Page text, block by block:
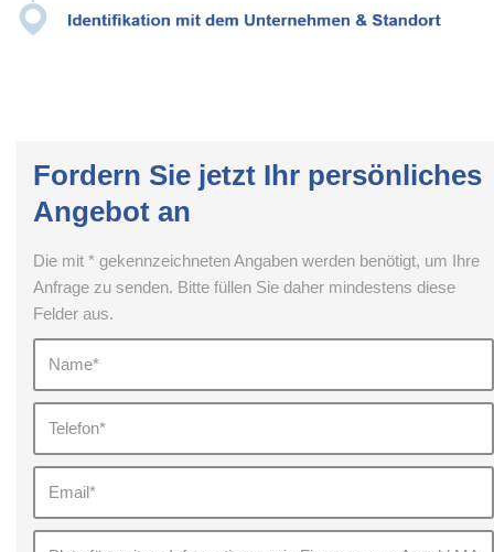
Fordern Sie jetzt Ihr persönliches
Angebot an
Die mit * gekennzeichneten Angaben werden benötigt, um Ihre
Anfrage zu senden. Bitte füllen Sie daher mindestens diese
Felder aus.